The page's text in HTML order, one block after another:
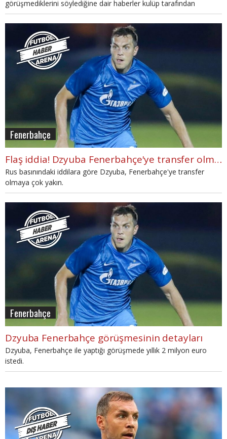
görüşmediklerini söylediğine dair haberler kulüp tarafından
yalanlandı.
Fenerbahçe
Flaş iddia! Dzyuba Fenerbahçe'ye transfer olmaya yakın
Rus basınındaki iddilara göre Dzyuba, Fenerbahçe'ye transfer
olmaya çok yakın.
Fenerbahçe
Dzyuba Fenerbahçe görüşmesinin detayları
Dzyuba, Fenerbahçe ile yaptığı görüşmede yıllık 2 milyon euro
istedi.